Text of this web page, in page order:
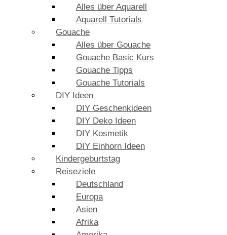
Alles über Aquarell
Aquarell Tutorials
Gouache
Alles über Gouache
Gouache Basic Kurs
Gouache Tipps
Gouache Tutorials
DIY Ideen
DIY Geschenkideen
DIY Deko Ideen
DIY Kosmetik
DIY Einhorn Ideen
Kindergeburtstag
Reiseziele
Deutschland
Europa
Asien
Afrika